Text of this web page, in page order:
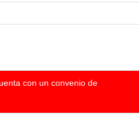
con un convenio de